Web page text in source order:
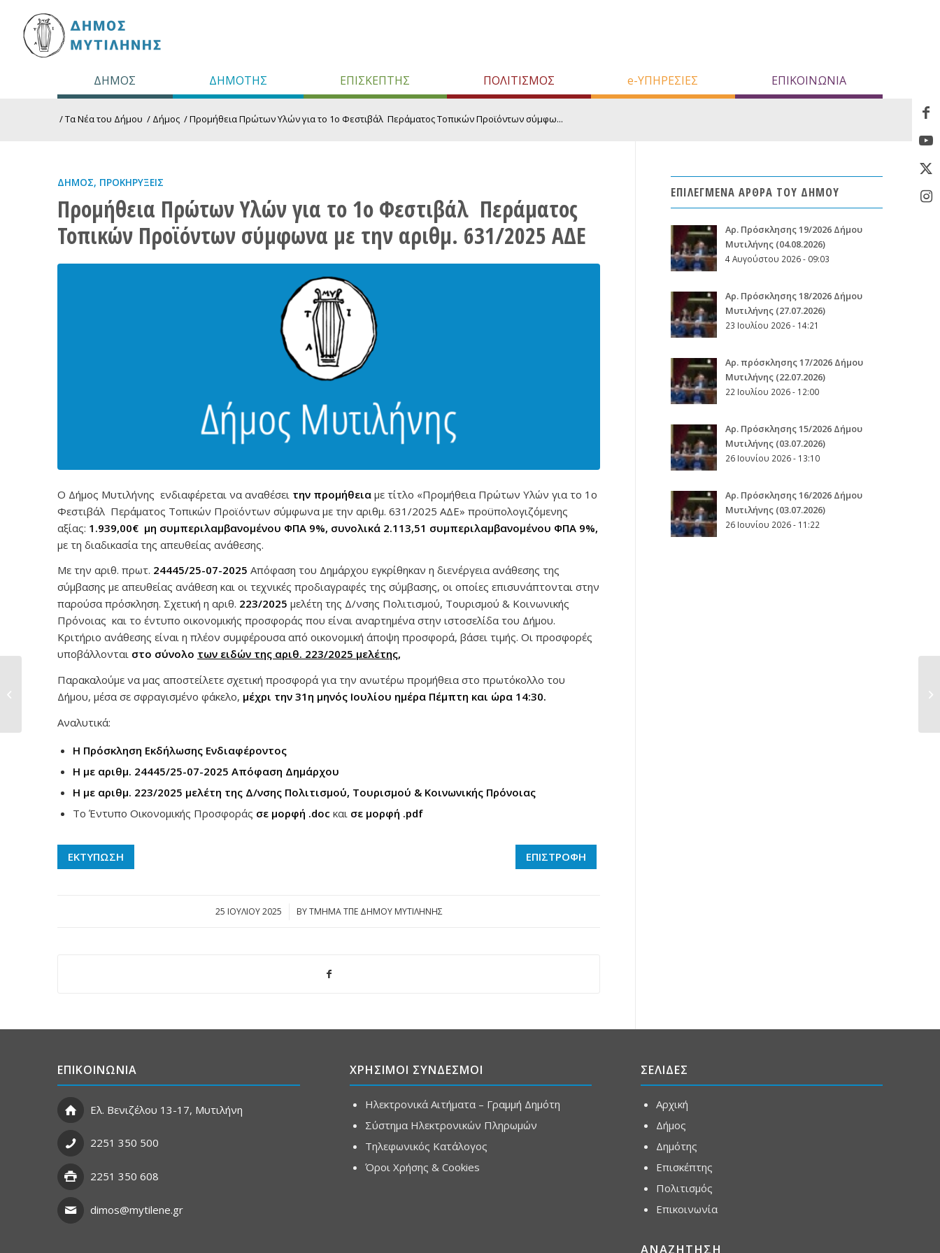
ΔΗΜΟΣ ΔΗΜΟΤΗΣ ΕΠΙΣΚΕΠΤΗΣ ΠΟΛΙΤΙΣΜΟΣ e-ΥΠΗΡΕΣΙΕΣ ΕΠΙΚΟΙΝΩΝΙΑ
/Τα Νέα του Δήμου / Δήμος /Προμήθεια Πρώτων Υλών για το 1ο Φεστιβάλ Περάματος Τοπικών Προϊόντων σύμφω...
ΔΉΜΟΣ, ΠΡΟΚΗΡΎΞΕΙΣ
Προμήθεια Πρώτων Υλών για το 1ο Φεστιβάλ Περάματος
Τοπικών Προϊόντων σύμφωνα με την αριθμ. 631/2025 ΑΔΕ
Ο Δήμος Μυτιλήνης ενδιαφέρεται να αναθέσει την προμήθεια με τίτλο «Προμήθεια Πρώτων Υλών για το 1ο
Φεστιβάλ Περάματος Τοπικών Προϊόντων σύμφωνα με την αριθμ. 631/2025 ΑΔΕ» προϋπολογιζόμενης
αξίας: 1.939,00€ μη συμπεριλαμβανομένου ΦΠΑ 9%, συνολικά 2.113,51 συμπεριλαμβανομένου ΦΠΑ 9%,
με τη διαδικασία της απευθείας ανάθεσης.
Με την αριθ. πρωτ. 24445/25-07-2025 Απόφαση του Δημάρχου εγκρίθηκαν η διενέργεια ανάθεσης της
σύμβασης με απευθείας ανάθεση και οι τεχνικές προδιαγραφές της σύμβασης, οι οποίες επισυνάπτονται στην
παρούσα πρόσκληση. Σχετική η αριθ. 223/2025 μελέτη της Δ/νσης Πολιτισμού, Τουρισμού & Κοινωνικής
Πρόνοιας και το έντυπο οικονομικής προσφοράς που είναι αναρτημένα στην ιστοσελίδα του Δήμου.
Κριτήριο ανάθεσης είναι η πλέον συμφέρουσα από οικονομική άποψη προσφορά, βάσει τιμής. Οι προσφορές
υποβάλλονται στο σύνολο των ειδών της αριθ. 223/2025 μελέτης,
Παρακαλούμε να μας αποστείλετε σχετική προσφορά για την ανωτέρω προμήθεια στο πρωτόκολλο του
Δήμου, μέσα σε σφραγισμένο φάκελο, μέχρι την 31η μηνός Ιουλίου ημέρα Πέμπτη και ώρα 14:30.
Αναλυτικά:
Η Πρόσκληση Εκδήλωσης Ενδιαφέροντος
Η με αριθμ. 24445/25-07-2025 Απόφαση Δημάρχου
Η με αριθμ. 223/2025 μελέτη της Δ/νσης Πολιτισμού, Τουρισμού & Κοινωνικής Πρόνοιας
Το Έντυπο Οικονομικής Προσφοράς σε μορφή .doc και σε μορφή .pdf
ΕΚΤΥΠΩΣΗ ΕΠΙΣΤΡΟΦΗ
25 ΙΟΥΛΊΟΥ 2025
/ BYΤΜΗΜΑ ΤΠΕ ΔΗΜΟΥ ΜΥΤΙΛΗΝΗΣ
ΕΠΙΛΕΓΜΕΝΑ ΑΡΘΡΑ ΤΟΥ ΔΗΜΟΥ
Aρ. Πρόσκλησης 19/2026 Δήμου
Μυτιλήνης (04.08.2026)
4 Αυγούστου 2026 - 09:03
Aρ. Πρόσκλησης 18/2026 Δήμου
Μυτιλήνης (27.07.2026)
23 Ιουλίου 2026 - 14:21
Αρ. πρόσκλησης 17/2026 Δήμου
Μυτιλήνης (22.07.2026)
22 Ιουλίου 2026 - 12:00
Aρ. Πρόσκλησης 15/2026 Δήμου
Μυτιλήνης (03.07.2026)
26 Ιουνίου 2026 - 13:10
Aρ. Πρόσκλησης 16/2026 Δήμου
Μυτιλήνης (03.07.2026)
26 Ιουνίου 2026 - 11:22
ΕΠΙΚΟΙΝΩΝΙΑ
Ελ. Βενιζέλου 13-17, Μυτιλήνη
2251 350 500
2251 350 608
dimos@mytilene.gr
ΧΡΗΣΙΜΟΙ ΣΥΝΔΕΣΜΟΙ
Ηλεκτρονικά Αιτήματα – Γραμμή Δημότη
Σύστημα Ηλεκτρονικών Πληρωμών
Τηλεφωνικός Κατάλογος
Όροι Χρήσης & Cookies
ΣΕΛΙΔΕΣ
Αρχική
Δήμος
Δημότης
Επισκέπτης
Πολιτισμός
Επικοινωνία
ΑΝΑΖΗΤΗΣΗ
Υπογραφή συμβάσεων
για την ανακατασκευή